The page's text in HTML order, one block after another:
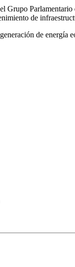
Grupo
de
de